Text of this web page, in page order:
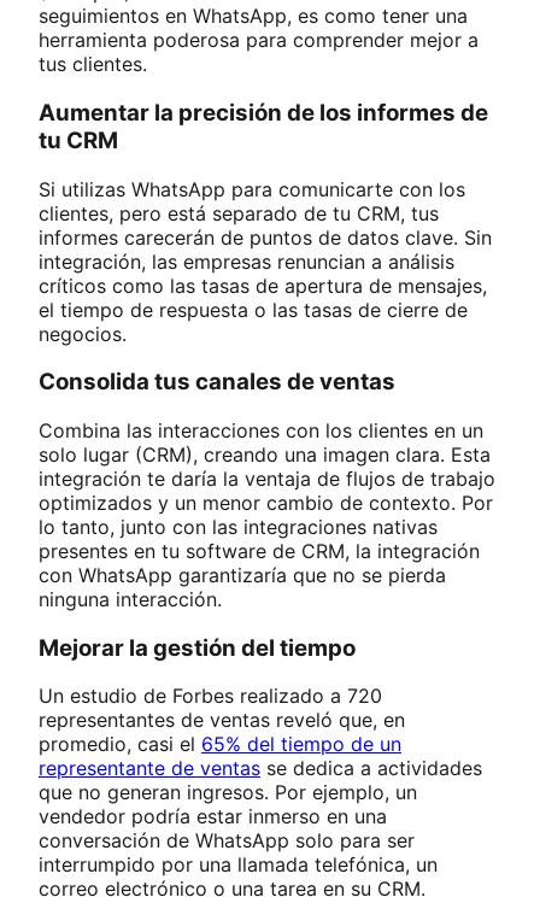
seguimientos en WhatsApp, es como tener una
herramienta poderosa para comprender mejor a
tus clientes.
Aumentar la precisión de los informes de
tu CRM
Si utilizas WhatsApp para comunicarte con los
clientes, pero está separado de tu CRM, tus
informes carecerán de puntos de datos clave. Sin
integración, las empresas renuncian a análisis
críticos como las tasas de apertura de mensajes,
el tiempo de respuesta o las tasas de cierre de
negocios.
Consolida tus canales de ventas
Combina las interacciones con los clientes en un
solo lugar (CRM), creando una imagen clara. Esta
integración te daría la ventaja de flujos de trabajo
optimizados y un menor cambio de contexto. Por
lo tanto, junto con las integraciones nativas
presentes en tu software de CRM, la integración
con WhatsApp garantizaría que no se pierda
ninguna interacción.
Mejorar la gestión del tiempo
Un estudio de Forbes realizado a 720
representantes de ventas reveló que, en
promedio, casi el 65% del tiempo de un
representante de ventas se dedica a actividades
que no generan ingresos. Por ejemplo, un
vendedor podría estar inmerso en una
conversación de WhatsApp solo para ser
interrumpido por una llamada telefónica, un
correo electrónico o una tarea en su CRM.